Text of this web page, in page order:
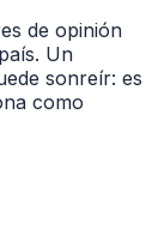
de opinión
Un
sonreír: es
como